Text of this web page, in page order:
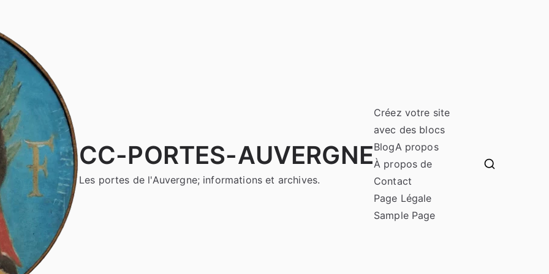
CC-PORTES-AUVERGNE
Les portes de l'Auvergne; informations et archives.
Créez votre site
avec des blocs
BlogA propos
À propos de
Contact
Page Légale
Sample Page